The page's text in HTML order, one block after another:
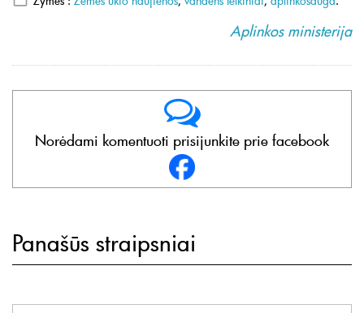
Aplinkos ministerija
Norėdami komentuoti prisijunkite prie facebook
Panašūs straipsniai